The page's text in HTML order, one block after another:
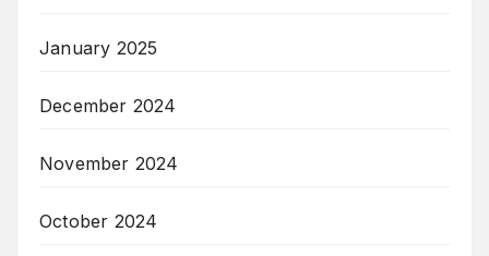
January 2025
December 2024
November 2024
October 2024